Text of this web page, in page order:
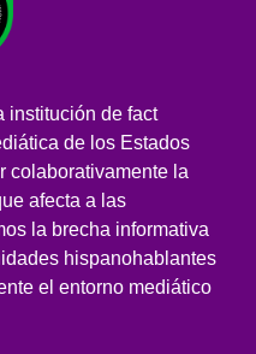
institución de fact
de los Estados
colaborativamente la
afecta a las
la brecha informativa
hispanohablantes
el entorno mediático